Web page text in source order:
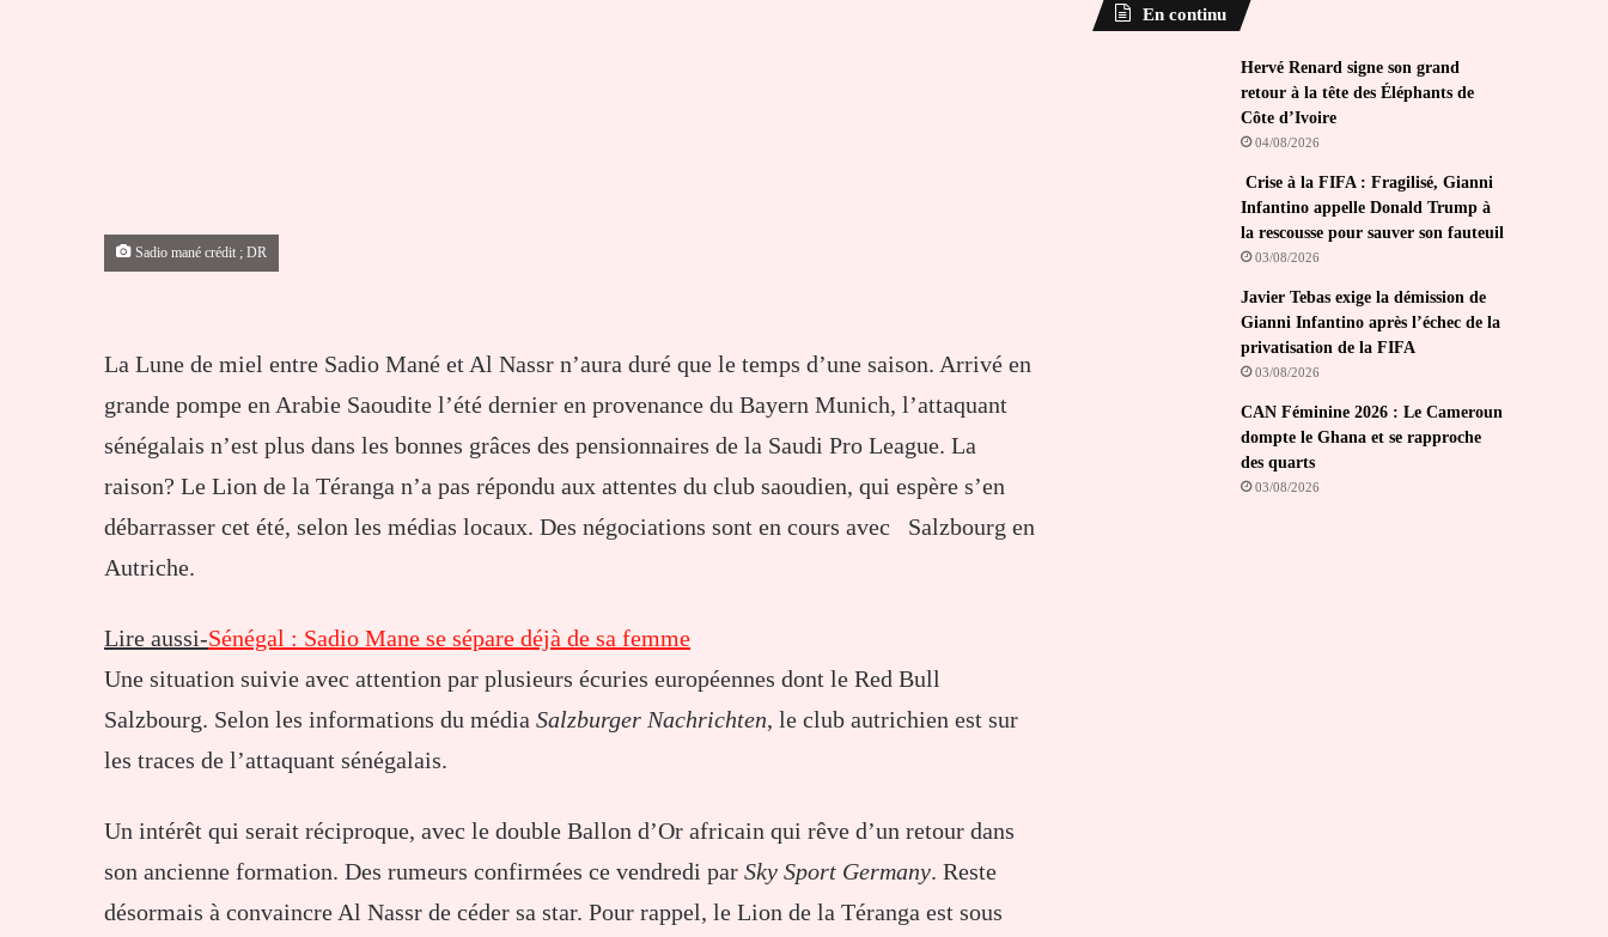
Sadio mané crédit ; DR
La Lune de miel entre Sadio Mané et Al Nassr n’aura duré que le temps d’une saison. Arrivé en
grande pompe en Arabie Saoudite l’été dernier en provenance du Bayern Munich, l’attaquant
sénégalais n’est plus dans les bonnes grâces des pensionnaires de la Saudi Pro League. La
raison? Le Lion de la Téranga n’a pas répondu aux attentes du club saoudien, qui espère s’en
débarrasser cet été, selon les médias locaux. Des négociations sont en cours avec Salzbourg en
Autriche.
Lire aussi-Sénégal : Sadio Mane se sépare déjà de sa femme
Une situation suivie avec attention par plusieurs écuries européennes dont le Red Bull
Salzbourg. Selon les informations du média Salzburger Nachrichten, le club autrichien est sur
les traces de l’attaquant sénégalais.
Un intérêt qui serait réciproque, avec le double Ballon d’Or africain qui rêve d’un retour dans
son ancienne formation. Des rumeurs confirmées ce vendredi par Sky Sport Germany. Reste
désormais à convaincre Al Nassr de céder sa star. Pour rappel, le Lion de la Téranga est sous
En continu
Hervé Renard signe son grand
retour à la tête des Éléphants de
Côte d’Ivoire
04/08/2026
Crise à la FIFA : Fragilisé, Gianni
Infantino appelle Donald Trump à
la rescousse pour sauver son fauteuil
03/08/2026
Javier Tebas exige la démission de
Gianni Infantino après l’échec de la
privatisation de la FIFA
03/08/2026
CAN Féminine 2026 : Le Cameroun
dompte le Ghana et se rapproche
des quarts
03/08/2026